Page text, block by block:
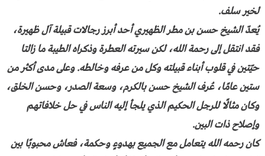
لخير سلف.
يُعدّ الشيخ حسن بن مطر الظهيري أحد أبرز رجالات قبيلة آل ظهيرة،
فقد انتقل إلى رحمة الله، لكن سيرته العطرة وذكراه الطيبة ما زالتا
حيّتين في قلوب أبناء قبيلته وكل من عرفه وخالطه. وعلى مدى أكثر من
ستين عامًا، عُرف الشيخ حسن بالكرم، وسعة الصدر، وحسن الخلق،
وكان مثالًا للرجل الحكيم الذي يلجأ إليه الناس في حل خلافاتهم
وإصلاح ذات البين.
كان رحمه الله يتعامل مع الجميع بهدوءٍ وحكمة، فعاش محبوبًا بين